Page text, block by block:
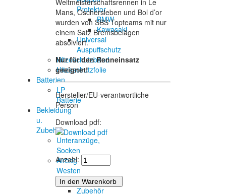
Protektor
BMW
Kawasaki
Universal
Auspuffschutz
Hitzeschutzband
Hitzeschutzfolie
Batterien
LP
Batterie
Bekleidung
u.
Zubehör
Unteranzüge,
Socken
Airbag
Westen
Zubehör
Zubehör
Mans, Oschersleben und Bol d’or
wurden von SBS Topteams mit nur
einem Satz Bremsbelägen
absolviert.
Nur für den Renneinsatz
geeignet!
Hersteller/EU-verantwortliche
Person
Download pdf:
Anzahl: